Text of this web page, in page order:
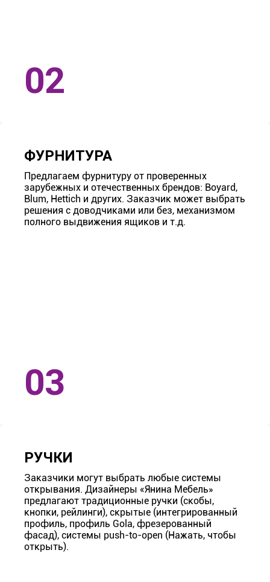
ФУРНИТУРА
Предлагаем фурнитуру от проверенных
зарубежных и отечественных брендов: Boyard,
Blum, Hettich и других. Заказчик может выбрать
решения с доводчиками или без, механизмом
полного выдвижения ящиков и т.д.
РУЧКИ
Заказчики могут выбрать любые системы
открывания. Дизайнеры «Янина Мебель»
предлагают традиционные ручки (скобы,
кнопки, рейлинги), скрытые (интегрированный
профиль, профиль Gola, фрезерованный
фасад), системы push-to-open (Нажать, чтобы
открыть).